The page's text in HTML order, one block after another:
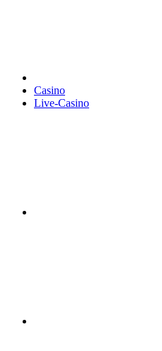
Casino
Live-Casino